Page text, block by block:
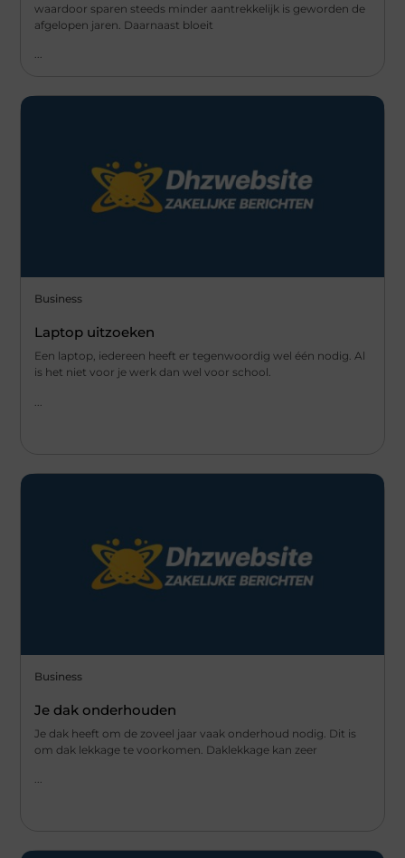
waardoor sparen steeds minder aantrekkelijk is geworden de
afgelopen jaren. Daarnaast bloeit
...
Business
Laptop uitzoeken
Een laptop, iedereen heeft er tegenwoordig wel één nodig. Al
is het niet voor je werk dan wel voor school.
Business
Je dak onderhouden
Je dak heeft om de zoveel jaar vaak onderhoud nodig. Dit is
om dak lekkage te voorkomen. Daklekkage kan zeer